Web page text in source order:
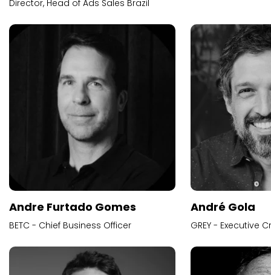
Director, Head of Ads Sales Brazil
Andre Furtado Gomes
BETC - Chief Business Officer
André Gola
GREY - Executive